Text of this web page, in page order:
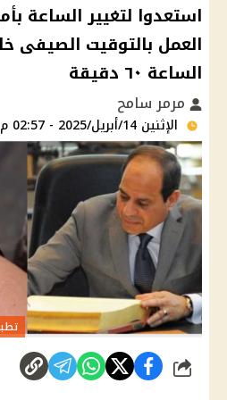
استعدوا لتغيير الساعة
العمل بالتوقيت الصيفى
الساعة ٦٠ دقيقة
مرمر سامح
الإثنين 14/أبريل/2025 - 02:57 م
شارك